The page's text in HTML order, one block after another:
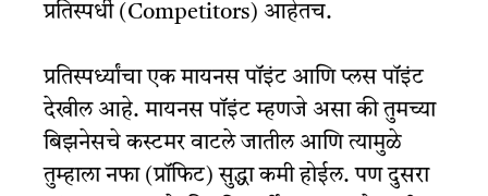
प्रतिस्पर्धी (Competitors) आहेतच.
प्रतिस्पर्ध्यांचाएक मायनस पॉइंट आणि प्लस पॉइंट
देखील आहे. मायनस पॉइंट म्हणजे असा की तुमच्या
बिझनेसचे कस्टमर वाटले जातील आणि त्यामुळे
तुम्हाला नफा (प्रॉफिट) सुद्धा कमी होईल. पण दुसरा